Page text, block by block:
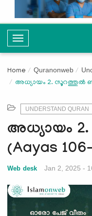
T
o
g
l
a
v
i
a
i
Home Quranonweb
അധ്യായം 2. സൂറത്തുല്‍
UNDERSTAND QURAN
അധ്യായം
(Aayas
Web desk Jan 2, 2025 -